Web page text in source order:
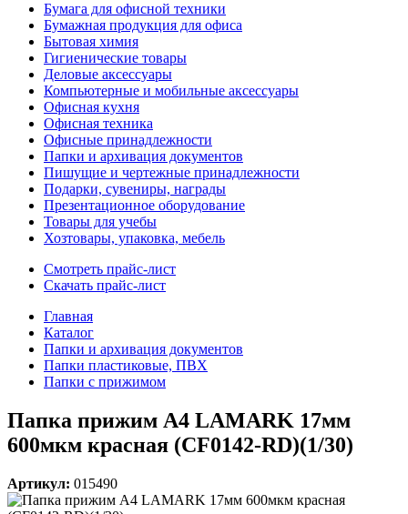
Бумага для офисной техники
Бумажная продукция для офиса
Бытовая химия
Гигиенические товары
Деловые аксессуары
Компьютерные и мобильные аксессуары
Офисная кухня
Офисная техника
Офисные принадлежности
Папки и архивация документов
Пишущие и чертежные принадлежности
Подарки, сувениры, награды
Презентационное оборудование
Товары для учебы
Хозтовары, упаковка, мебель
Смотреть прайс-лист
Скачать прайс-лист
Главная
Каталог
Папки и архивация документов
Папки пластиковые, ПВХ
Папки с прижимом
Папка прижим А4 LAMARK 17мм
600мкм красная (CF0142-RD)(1/30)
Артикул: 015490